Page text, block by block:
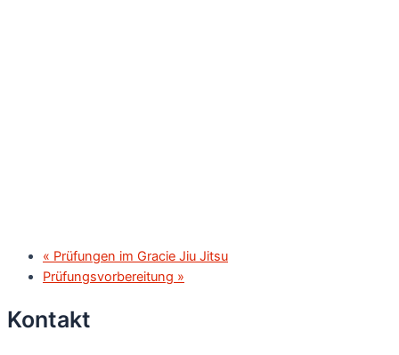
« Prüfungen im Gracie Jiu Jitsu
Prüfungsvorbereitung »
Kontakt